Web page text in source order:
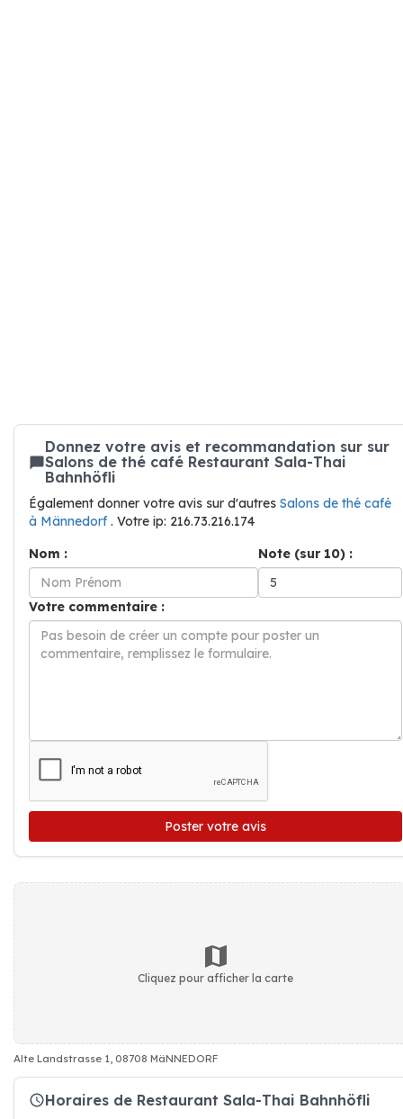
Donnez votre avis et recommandation sur sur
Salons de thé café Restaurant Sala-Thai
Bahnhöfli
Également donner votre avis sur d'autres Salons de thé café
à Männedorf. Votre ip: 216.73.216.174
Nom :
Note (sur 10) :
Votre commentaire :
Poster votre avis
Cliquez pour afficher la carte
Alte Landstrasse 1, 08708 MäNNEDORF
Horaires de Restaurant Sala-Thai Bahnhöfli